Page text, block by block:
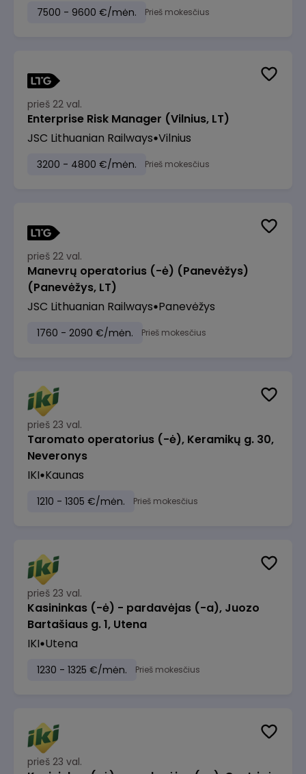
7500 - 9600 €/mėn. Prieš mokesčius
prieš 22 val.
Enterprise Risk Manager (Vilnius, LT)
JSC Lithuanian Railways Vilnius
3200 - 4800 €/mėn. Prieš mokesčius
prieš 22 val.
Manevrų operatorius (-ė) (Panevėžys)
(Panevėžys, LT)
JSC Lithuanian Railways Panevėžys
1760 - 2090 €/mėn. Prieš mokesčius
prieš 23 val.
Taromato operatorius (-ė), Keramikų g. 30,
Neveronys
IKI Kaunas
1210 - 1305 €/mėn. Prieš mokesčius
prieš 23 val.
Kasininkas (-ė) - pardavėjas (-a), Juozo
Bartašiaus g. 1, Utena
IKI Utena
1230 - 1325 €/mėn. Prieš mokesčius
prieš 23 val.